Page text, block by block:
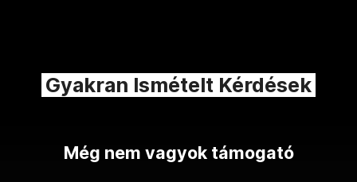
Gyakran Ismételt Kérdések
Még nem vagyok támogató